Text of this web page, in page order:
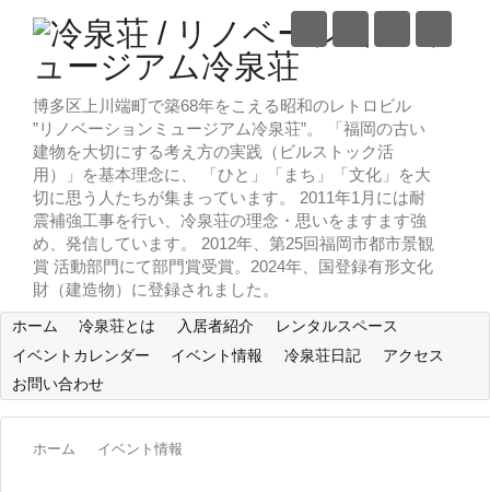
博多区上川端町で築68年をこえる昭和のレトロビル
”リノベーションミュージアム冷泉荘”。 「福岡の古い
建物を大切にする考え方の実践（ビルストック活
用）」を基本理念に、 「ひと」「まち」「文化」を大
切に思う人たちが集まっています。 2011年1月には耐
震補強工事を行い、冷泉荘の理念・思いをますます強
め、発信しています。 2012年、第25回福岡市都市景観
賞 活動部門にて部門賞受賞。2024年、国登録有形文化
財（建造物）に登録されました。
ホーム 冷泉荘とは 入居者紹介
レンタルスペース
イベントカレンダー
イベント情報 冷泉荘日記
アクセス
お問い合わせ
ホーム イベント情報